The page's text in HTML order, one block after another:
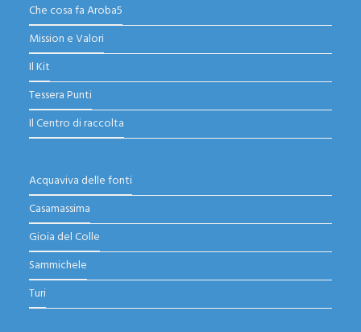
Che cosa fa Aroba5
Mission e Valori
Il Kit
Tessera Punti
Il Centro di raccolta
Acquaviva delle fonti
Casamassima
Gioia del Colle
Sammichele
Turi